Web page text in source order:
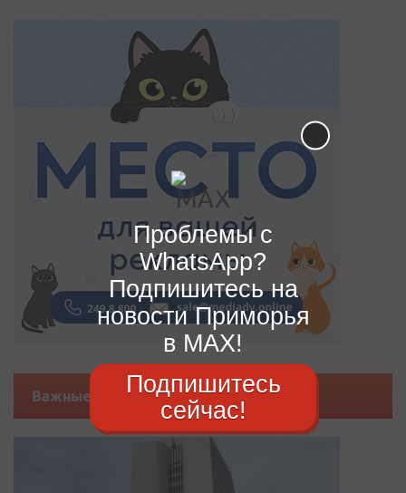
Важные новости
Проблемы с
WhatsApp?
Подпишитесь на
новости Приморья
в MAX!
Подпишитесь
сейчас!